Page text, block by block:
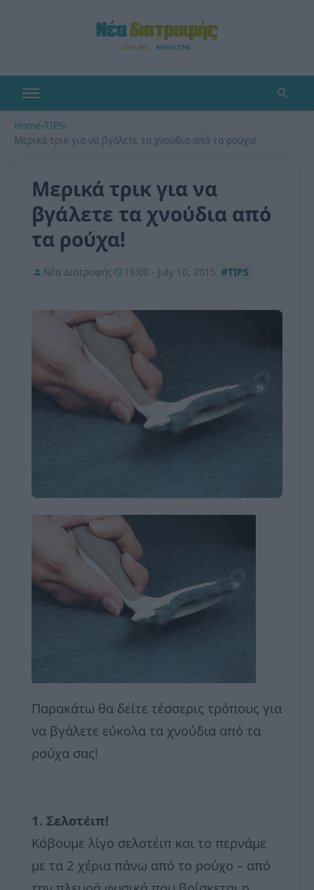
Home›TIPS›
Μερικά τρικ για να βγάλετε τα χνούδια από τα ρούχα!
Μερικά τρικ για να
βγάλετε τα χνούδια από
τα ρούχα!
Νέα Διατροφής 19:00 - July 10, 2015 #TIPS
Παρακάτω θα δείτε τέσσερις τρόπους για
να βγάλετε εύκολα τα χνούδια από τα
ρούχα σας!
1. Σελοτέιπ!
Κόβουμε λίγο σελοτέιπ και το περνάμε
με τα 2 χέρια πάνω από το ρούχο – από